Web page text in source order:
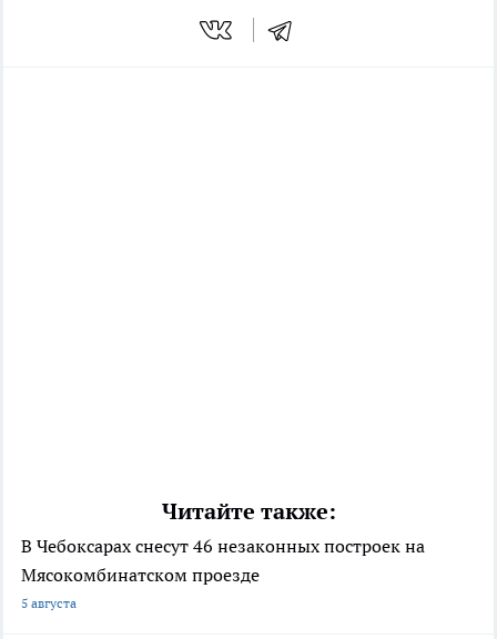
Читайте также:
В Чебоксарах снесут 46 незаконных построек на
Мясокомбинатском проезде
5 августа